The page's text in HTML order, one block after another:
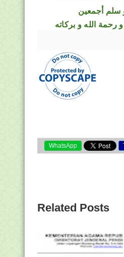
سلم أجمعين
رحمة الله و بركاته
WhatsApp
Related Posts